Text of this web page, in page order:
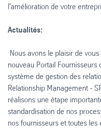
l'amélioration de votre
Actualités:
Nous avons le plaisir de
nouveau Portail
système de gestion des
Relationship Management -
réalisons une étape
standardisation de nos
nos fournisseurs et toutes